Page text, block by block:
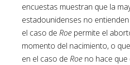
encuestas muestran que la
estadounidenses no
el caso de Roepermite el
momento del nacimiento, o
en el caso de Roe no hace